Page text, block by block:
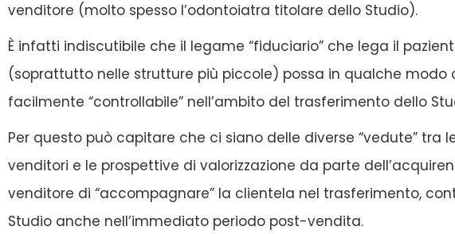
venditore (molto spesso l’odontoiatra titolare dello Studio).
È infatti indiscutibile che il legame “fiduciario” che lega il
(soprattutto nelle strutture più piccole) possa in qualche modo
facilmente “controllabile” nell’ambito del trasferimento dello
Per questo può capitare che ci siano delle diverse “vedute” tra
venditori e le prospettive di valorizzazione da parte
venditore di “accompagnare” la clientela nel trasferimento,
Studio anche nell’immediato periodo post-vendita.